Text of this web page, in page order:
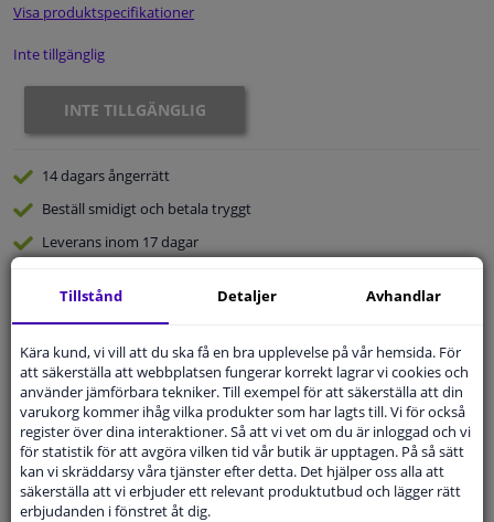
Husbil, motorcykel, cykel & båt
Sensorer & Elsystem
Visa produktspecifikationer
Inte tillgänglig
INTE TILLGÄNGLIG
14 dagarsångerrätt
Beställ smidigt och betala tryggt
Leverans inom 17 dagar
Kundservice:Inte Tillgänglig Via Telefon
Ställ din fråga hos våra produktspecialister.
Frågor Och Svar
Modellmatchande garanti, Hitta rätt bildelar.
Tillstånd Detaljer Avhandlar
Kära kund, vi vill att du ska få en bra upplevelse på vår hemsida. För
att säkerställa att webbplatsen fungerar korrekt lagrar vi cookies och
använder jämförbara tekniker. Till exempel för att säkerställa att din
varukorg kommer ihåg vilka produkter som har lagts till. Vi för också
register över dina interaktioner. Så att vi vet om du är inloggad och vi
för statistik för att avgöra vilken tid vår butik är upptagen. På så sätt
kan vi skräddarsy våra tjänster efter detta. Det hjälper oss alla att
säkerställa att vi erbjuder ett relevant produktutbud och lägger rätt
erbjudanden i fönstret åt dig.